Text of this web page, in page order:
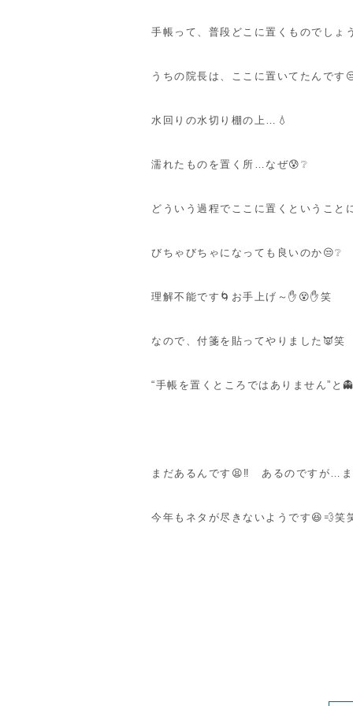
手帳って、普段どこに置くものでしょ
うちの院長は、ここに置いてたんです
水回りの水切り棚の上…💧
濡れたものを置く所…なぜ😰❔
どういう過程でここに置くということ
びちゃびちゃになっても良いのか😒❔
理解不能です🌀お手上げ～✋😵✋笑
なので、付箋を貼ってやりました👿笑
“手帳を置くところではありません”と
まだあるんです😫‼ あるのですが…
今年もネタが尽きないようです😆💨笑